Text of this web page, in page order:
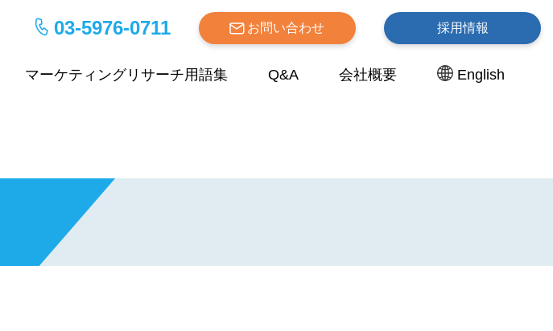
03-5976-0711 お問い合わせ 採用情報
マーケティングリサーチ用語集 Q&A 会社概要 English